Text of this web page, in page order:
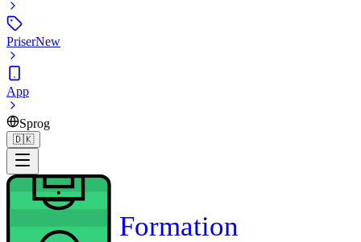
PriserNew
App
Sprog
🇩🇰
Formation